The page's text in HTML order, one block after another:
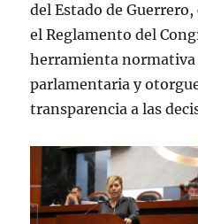
del Estado de
el Reglamento del
herramienta normativa
parlamentaria y
transparencia a las